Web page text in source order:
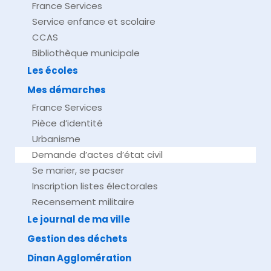
France Services
Service enfance et scolaire
CCAS
Bibliothèque municipale
Les écoles
Mes démarches
France Services
Pièce d’identité
Urbanisme
Demande d’actes d’état civil
Se marier, se pacser
Inscription listes électorales
Recensement militaire
Le journal de ma ville
Gestion des déchets
Dinan Agglomération